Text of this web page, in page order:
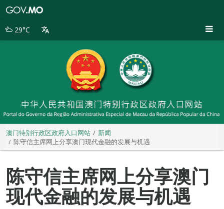
别
29°C
澳门特别行政区政府入口网站
新闻
陈守信主席网上分享澳门现代金融的发展与机遇
陈守信主席网上分享澳门
现代金融的发展与机遇